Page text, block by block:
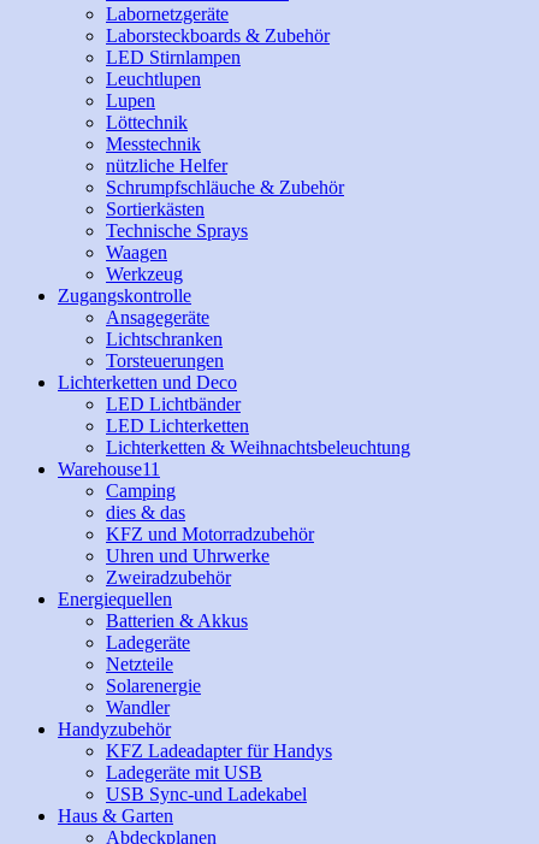
Labornetzgeräte
Laborsteckboards & Zubehör
LED Stirnlampen
Leuchtlupen
Lupen
Löttechnik
Messtechnik
nützliche Helfer
Schrumpfschläuche & Zubehör
Sortierkästen
Technische Sprays
Waagen
Werkzeug
Zugangskontrolle
Ansagegeräte
Lichtschranken
Torsteuerungen
Lichterketten und Deco
LED Lichtbänder
LED Lichterketten
Lichterketten & Weihnachtsbeleuchtung
Warehouse11
Camping
dies & das
KFZ und Motorradzubehör
Uhren und Uhrwerke
Zweiradzubehör
Energiequellen
Batterien & Akkus
Ladegeräte
Netzteile
Solarenergie
Wandler
Handyzubehör
KFZ Ladeadapter für Handys
Ladegeräte mit USB
USB Sync-und Ladekabel
Haus & Garten
Abdeckplanen